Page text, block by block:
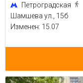
Петроградская
Шамшева ул., 15б
Изменен: 15.07